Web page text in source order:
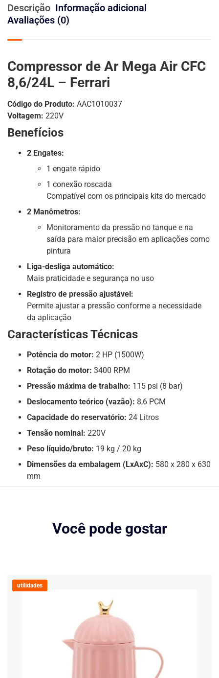
Descrição Informação adicional
Avaliações (0)
Compressor de Ar Mega Air CFC
8,6/24L – Ferrari
Código do Produto: AAC1010037
Voltagem: 220V
Benefícios
2 Engates:
1 engate rápido
1 conexão roscada
Compatível com os principais kits do mercado
2 Manômetros:
Monitoramento da pressão no tanque e na
saída para maior precisão em aplicações como
pintura
Liga-desliga automático:
Mais praticidade e segurança no uso
Registro de pressão ajustável:
Permite ajustar a pressão conforme a necessidade
da aplicação
Características Técnicas
Potência do motor: 2 HP (1500W)
Rotação do motor: 3400 RPM
Pressão máxima de trabalho: 115 psi (8 bar)
Deslocamento teórico (vazão): 8,6 PCM
Capacidade do reservatório: 24 Litros
Tensão nominal: 220V
Peso líquido/bruto: 19 kg / 20 kg
Dimensões da embalagem (LxAxC): 580 x 280 x 630
mm
Você pode gostar
utilidades